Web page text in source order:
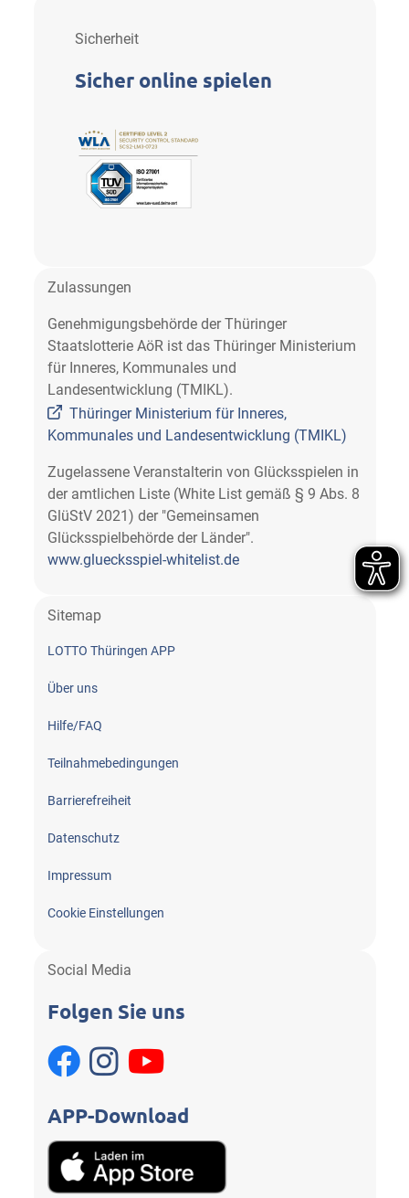
Sicherheit
Sicher online spielen
Zulassungen
Genehmigungsbehörde der Thüringer
Staatslotterie AöR ist das Thüringer Ministerium
für Inneres, Kommunales und
Landesentwicklung (TMIKL).
Thüringer Ministerium für Inneres,
Kommunales und Landesentwicklung (TMIKL)
Zugelassene Veranstalterin von Glücksspielen in
der amtlichen Liste (White List gemäß § 9 Abs. 8
GlüStV 2021) der "Gemeinsamen
Glücksspielbehörde der Länder".
www.gluecksspiel-whitelist.de
Sitemap
LOTTO Thüringen APP
Über uns
Hilfe/FAQ
Teilnahme­bedingungen
Barrierefreiheit
Datenschutz
Impressum
Cookie Einstellungen
Social Media
Folgen Sie uns
APP-Download